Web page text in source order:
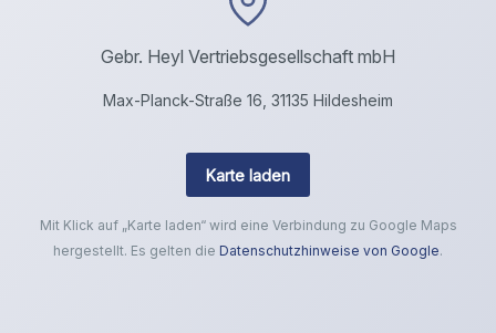
Gebr. Heyl Vertriebsgesellschaft mbH
Max-Planck-Straße 16, 31135 Hildesheim
Karte laden
Mit Klick auf „Karte laden“ wird eine Verbindung zu Google Maps
hergestellt. Es gelten die Datenschutzhinweise von Google.